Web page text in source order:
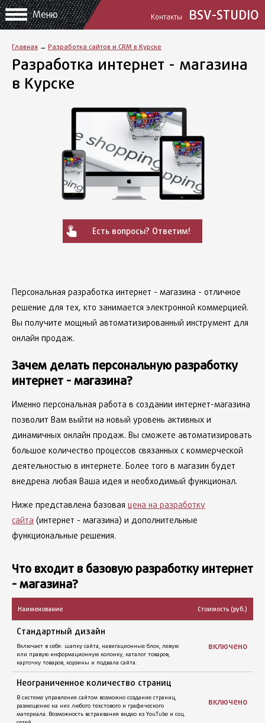
Меню Контакты BSV-STUDIO
Главная → Разработка сайтов и CRM в Курске
Разработка интернет - магазина
в Курске
Есть вопросы? Ответим!
Персональная разработка интернет - магазина - отличное
решение для тех, кто занимается электронной коммерцией.
Вы получите мощный автоматизированный инструмент для
онлайн продаж.
Зачем делать персональную разработку
интернет - магазина?
Именно персональная работа в создании интернет-магазина
позволит Вам выйти на новый уровень активных и
динамичных онлайн продаж. Вы сможете автоматизировать
большое количество процессов связанных с коммерческой
деятельностью в интернете. Более того в магазин будет
внедрена любая Ваша идея и необходимый функционал.
Ниже представлена базовая цена на разработку
сайта (интернет - магазина) и дополнительные
функциональные решения.
Что входит в базовую разработку интернет
- магазина?
Наименование Стоимость (руб.)
включено
включено